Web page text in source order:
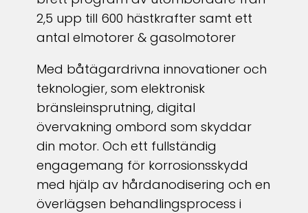
2,5 upp till 600 hästkrafter samt ett
antal elmotorer & gasolmotorer
Med båtägardrivna innovationer och
teknologier, som elektronisk
bränsleinsprutning, digital
övervakning ombord som skyddar
din motor. Och ett fullständig
engagemang för korrosionsskydd
med hjälp av hårdanodisering och en
överlägsen behandlingsprocess i